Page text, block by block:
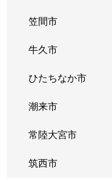
笠間市
牛久市
ひたちなか市
潮来市
常陸大宮市
筑西市